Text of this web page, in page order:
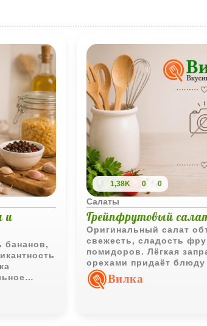
и
бананов,
и
1,38K 0 0
Салаты
Грейпфрутовый
Оригинальный салат
свежесть, сладость
помидоров. Лёгкая
орехами придаёт блюду
эффектный внешний вид.
Вилка